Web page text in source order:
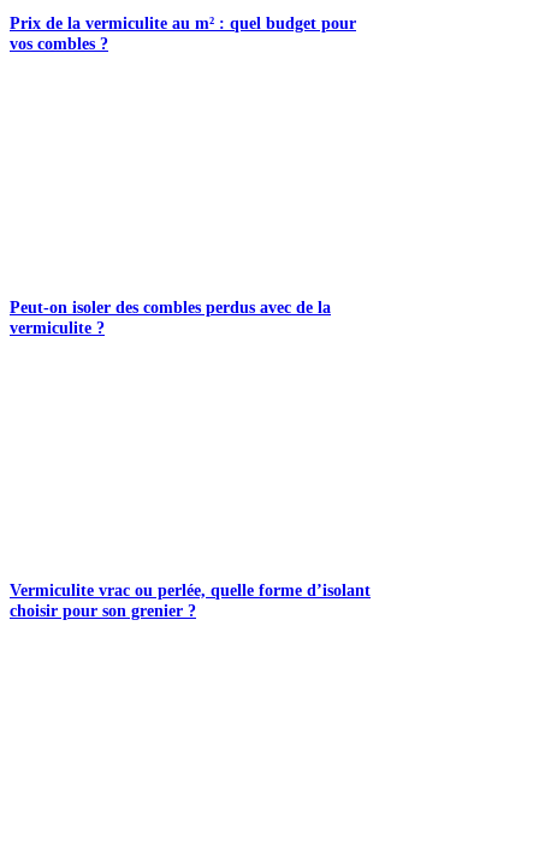
Prix de la vermiculite au m² : quel budget pour
vos combles ?
Peut-on isoler des combles perdus avec de la
vermiculite ?
Vermiculite vrac ou perlée, quelle forme d’isolant
choisir pour son grenier ?